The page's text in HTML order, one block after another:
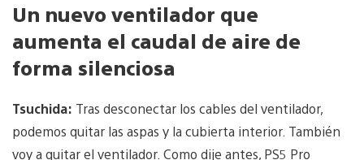
Un nuevo ventilador que
aumenta el caudal de aire de
forma silenciosa
Tsuchida: Tras desconectar los cables del ventilador,
podemos quitar las aspas y la cubierta interior. También
voy a quitar el ventilador. Como dije antes, PS5 Pro